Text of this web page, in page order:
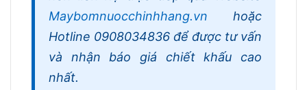
Maybomnuocchinhhang.vn hoặc
Hotline 0908034836 để được tư vấn
và nhận báo giá chiết khấu cao
nhất.